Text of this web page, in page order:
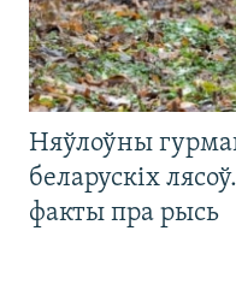
Няўлоўны
беларускіх
факты пра рысь